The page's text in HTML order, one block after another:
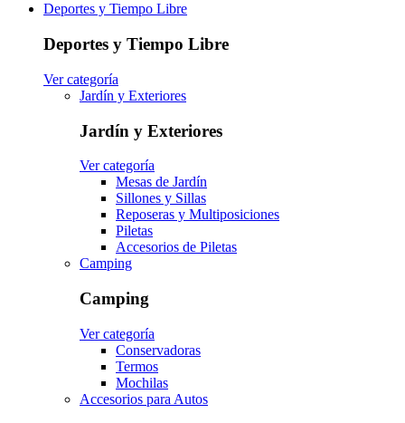
Deportes y Tiempo Libre
Deportes y Tiempo Libre
Ver categoría
Jardín y Exteriores
Jardín y Exteriores
Ver categoría
Mesas de Jardín
Sillones y Sillas
Reposeras y Multiposiciones
Piletas
Accesorios de Piletas
Camping
Camping
Ver categoría
Conservadoras
Termos
Mochilas
Accesorios para Autos